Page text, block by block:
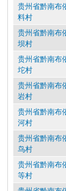
贵州省黔南布
料村
贵州省黔南布
坝村
贵州省黔南布
坨村
贵州省黔南布
岩村
贵州省黔南布
河村
贵州省黔南布
鸟村
贵州省黔南布
等村